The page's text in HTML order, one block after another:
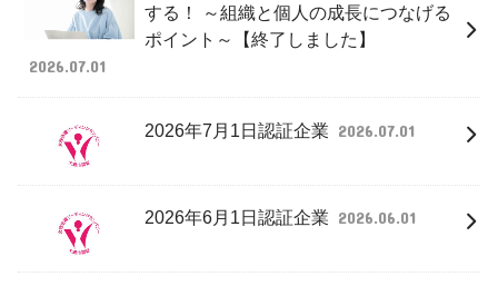
する！ ～組織と個人の成長につなげる
ポイント～【終了しました】
2026.07.01
2026年7月1日認証企業 2026.07.01
2026年6月1日認証企業 2026.06.01